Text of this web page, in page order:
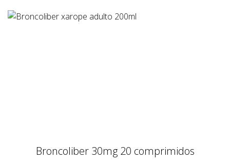
Broncoliber 30mg 20 comprimidos